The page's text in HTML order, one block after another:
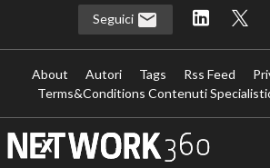
Seguici
About Autori Tags Rss Feed
Terms&Conditions Contenuti